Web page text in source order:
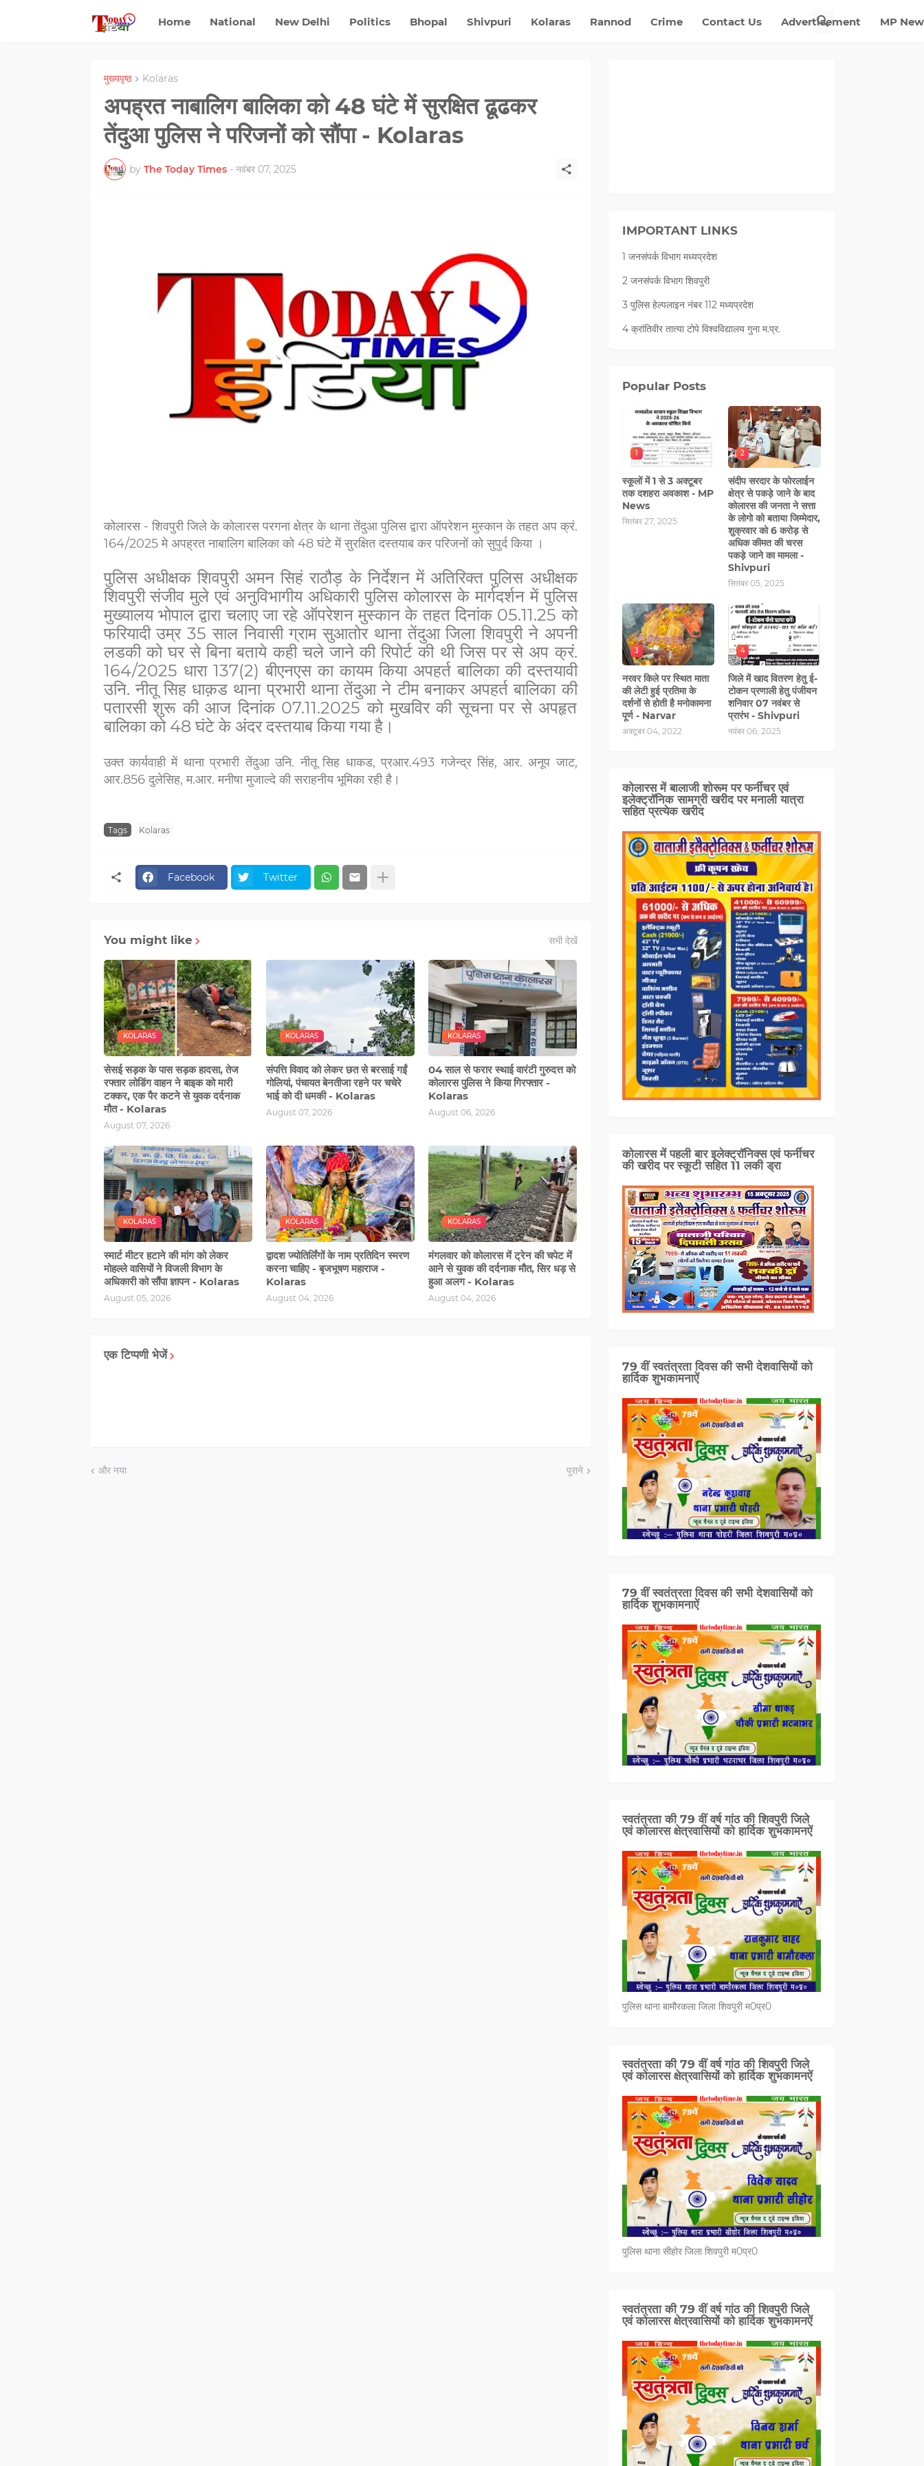
Home National New Delhi Politics Bhopal Shivpuri Kolaras Rannod Crime Contact Us Advertisement MP
मुख्यपृष्ठ Kolaras
अपह्रत नाबालिग बालिका को 48 घंटे में सुरक्षित ढूढकर
तेंदुआ पुलिस ने परिजनों को साैंपा - Kolaras
by The Today Times - नवंबर 07, 2025
कोलारस - शिवपुरी जिले के कोलारस परगना क्षेत्र के थाना तेंदुआ पुलिस द्वारा ऑपरेशन मुस्कान के तहत अप क्रं.
164/2025 मे अपह्रत नाबालिग बालिका को 48 घंटे में सुरक्षित दस्तयाब कर परिजनों को सुपुर्द किया ।
पुलिस अधीक्षक शिवपुरी अमन सिहं राठौड़ के निर्देशन में अतिरिक्त पुलिस अधीक्षक
शिवपुरी संजीव मुले एवं अनुविभागीय अधिकारी पुलिस कोलारस के मार्गदर्शन में पुलिस
मुख्यालय भोपाल द्वारा चलाए जा रहे ऑपरेशन मुस्कान के तहत दिनांक 05.11.25 को
फरियादी उम्र 35 साल निवासी ग्राम सुआतोर थाना तेंदुआ जिला शिवपुरी ने अपनी
लडकी को घर से बिना बताये कही चले जाने की रिपोर्ट की थी जिस पर से अप क्रं.
164/2025 धारा 137(2) बीएनएस का कायम किया अपहर्त बालिका की दस्तयावी
उनि. नीतू सिह धाक़ड थाना प्रभारी थाना तेंदुआ ने टीम बनाकर अपहर्त बालिका की
पतारसी शुरू की आज दिनांक 07.11.2025 को मुखविर की सूचना पर से अपहृत
बालिका को 48 घंटे के अंदर दस्तयाब किया गया है।
उक्त कार्यवाही में थाना प्रभारी तेंदुआ उनि. नीतू सिह धाकड, प्रआर.493 गजेन्द्र सिंह, आर. अनूप जाट,
आर.856 दुलेसिह, म.आर. मनीषा मुजाल्दे की सराहनीय भूमिका रही है।
Tags Kolaras
Facebook Twitter
You might like सभी देखें
KOLARAS
सेसई सड़क के पास सड़क हादसा, तेज
रफ्तार लोडिंग वाहन ने बाइक को मारी
टक्‍कर, एक पैर कटने से युवक दर्दनाक
मौत - Kolaras
August 07, 2026
KOLARAS
संपत्ति विवाद को लेकर छत से बरसाई गईं
गोलियां, पंचायत बेनतीजा रहने पर चचेरे
भाई को दी धमकी - Kolaras
August 07, 2026
KOLARAS
04 साल से फरार स्थाई वारंटी गुरुदत्त को
कोलारस पुलिस ने किया गिरफ्तार -
Kolaras
August 06, 2026
KOLARAS
स्मार्ट मीटर हटाने की मांग को लेकर
मोहल्‍ले वासियों ने विजली विभाग के
अधिकारी को सौंंपा ज्ञापन - Kolaras
August 05, 2026
KOLARAS
द्वादश ज्योतिर्लिंगों के नाम प्रतिदिन स्मरण
करना चाहिए - बृजभूषण महाराज -
Kolaras
August 04, 2026
KOLARAS
मंगलवार को कोलारस में ट्रेन की चपेट में
आने से युवक की दर्दनाक मौत, सिर धड़ से
हुआ अलग - Kolaras
August 04, 2026
एक टिप्पणी भेजें
और नया पुराने
IMPORTANT LINKS
1 जनसंपर्क विभाग मध्यप्रदेश
2 जनसंपर्क विभाग शिवपुरी
3 पुलिस हेल्पलाइन नंबर 112 मध्‍यप्रदेश
4 क्रांतिवीर तात्या टोपे विश्वविद्यालय गुना म.प्र.
Popular Posts
1
स्कूलों में 1 से 3 अक्टूबर
तक दशहरा अवकाश - MP
News
सितंबर 27, 2025
2
संदीप सरदार के फोरलाईन
क्षेत्र से पकड़े जाने के बाद
कोलारस की जनता ने सत्ता
के लोगो को बताया जिम्मेदार,
शुक्रवार को 6 करोड़ से
अधिक कीमत की चरस
पकड़े जाने का मामला -
Shivpuri
सितंबर 05, 2025
3
नरवर किले पर स्थित माता
की लेटी हुई प्रतिमा के
दर्शनों से होती है मनोकामना
पूर्ण - Narvar
अक्टूबर 04, 2022
4
जिले में खाद वितरण हेतु ई-
टोकन प्रणाली हेतु पंजीयन
शनिवार 07 नवंबर से
प्रारंभ - Shivpuri
नवंबर 06, 2025
कोलारस में बालाजी शोरूम पर फर्नीचर एवं
इलेक्ट्रॉनिक सामग्री खरीद पर मनाली यात्रा
सहित प्रत्‍येक खरीद
कोलारस में पहली बार इलेक्ट्रॉनिक्स एवं फर्नीचर
की खरीद पर स्कूटी सहित 11 लकी ड्रा
79 वीं स्वतंत्रता दिवस की सभी देशवासियों को
हार्दिक शुभकामनाऐं
79 वीं स्वतंत्रता दिवस की सभी देशवासियों को
हार्दिक शुभकामनाऐं
स्वतंत्रता की 79 वीं वर्ष गांठ की शिवपुरी जिले
एवं कोलारस क्षेत्रवासियों को हार्दिक शुभकामनऐं
पुलिस थाना बामौरकला जिला शिवपुरी म0प्र0
स्वतंत्रता की 79 वीं वर्ष गांठ की शिवपुरी जिले
एवं कोलारस क्षेत्रवासियों को हार्दिक शुभकामनऐं
पुलिस थाना सीहोर जिला शिवपुरी म0प्र0
स्वतंत्रता की 79 वीं वर्ष गांठ की शिवपुरी जिले
एवं कोलारस क्षेत्रवासियों को हार्दिक शुभकामनऐं